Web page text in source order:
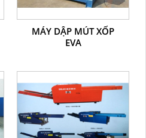
MÁY DẬP MÚT XỐP
EVA